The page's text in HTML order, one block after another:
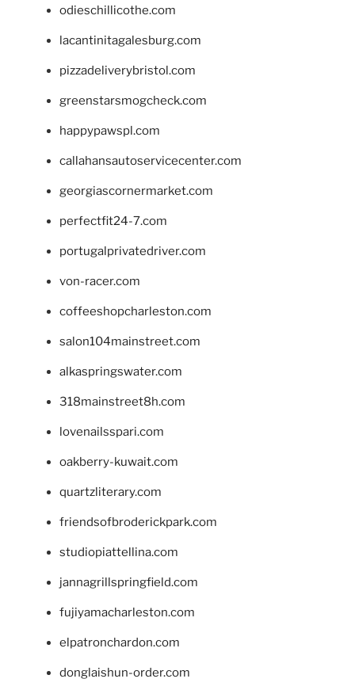
odieschillicothe.com
lacantinitagalesburg.com
pizzadeliverybristol.com
greenstarsmogcheck.com
happypawspl.com
callahansautoservicecenter.com
georgiascornermarket.com
perfectfit24-7.com
portugalprivatedriver.com
von-racer.com
coffeeshopcharleston.com
salon104mainstreet.com
alkaspringswater.com
318mainstreet8h.com
lovenailsspari.com
oakberry-kuwait.com
quartzliterary.com
friendsofbroderickpark.com
studiopiattellina.com
jannagrillspringfield.com
fujiyamacharleston.com
elpatronchardon.com
donglaishun-order.com